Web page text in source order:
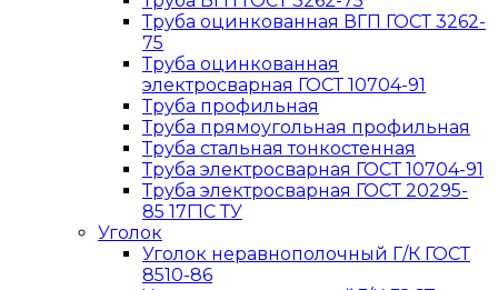
Труба оцинкованная ВГП ГОСТ 3262-
75
Труба оцинкованная
электросварная ГОСТ 10704-91
Труба профильная
Труба прямоугольная профильная
Труба стальная тонкостенная
Труба электросварная ГОСТ 10704-91
Труба электросварная ГОСТ 20295-
85 17Г1С ТУ
Уголок
Уголок неравнополочный Г/К ГОСТ
8510-86